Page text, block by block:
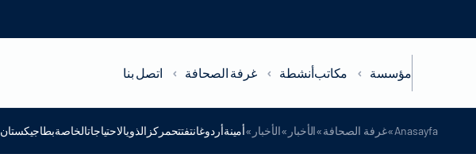
مؤسسة مكاتبأنشطة غرفة الصحافة اتصل بنا
Anasayfa
»غرفة الصحافة»الأخبار »الأخبار »أمينةأردوغانتفتتحمركزالذويالاحتياجاتالخاصةبطاجيكستان